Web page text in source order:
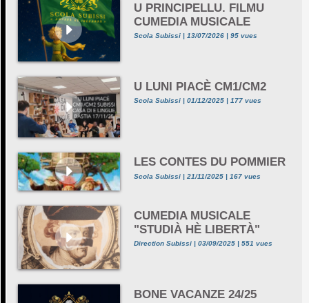
U PRINCIPELLU. FILMU
CUMEDIA MUSICALE
Scola Subissi | 13/07/2026 | 95 vues
U LUNI PIACÈ CM1/CM2
Scola Subissi | 01/12/2025 | 177 vues
LES CONTES DU POMMIER
Scola Subissi | 21/11/2025 | 167 vues
CUMEDIA MUSICALE
"STUDIÀ HÈ LIBERTÀ"
Direction Subissi | 03/09/2025 | 551 vues
BONE VACANZE 24/25